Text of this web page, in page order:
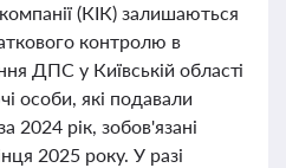
(КІК) залишаються
контролю в
ДПС у Київській області
особи, які подавали
2024 рік, зобов'язані
2025 року. У разі